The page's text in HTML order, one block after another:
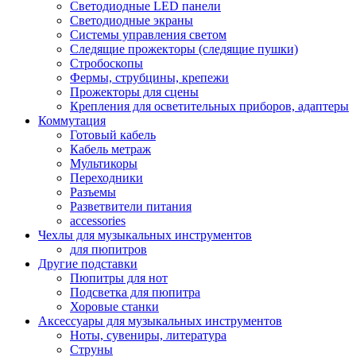
Светодиодные LED панели
Светодиодные экраны
Системы управления светом
Следящие прожекторы (следящие пушки)
Стробоскопы
Фермы, струбцины, крепежи
Прожекторы для сцены
Крепления для осветительных приборов, адаптеры
Коммутация
Готовый кабель
Кабель метраж
Мультикоры
Переходники
Разъемы
Разветвители питания
accessories
Чехлы для музыкальных инструментов
для пюпитров
Другие подставки
Пюпитры для нот
Подсветка для пюпитра
Хоровые станки
Аксессуары для музыкальных инструментов
Ноты, сувениры, литература
Струны